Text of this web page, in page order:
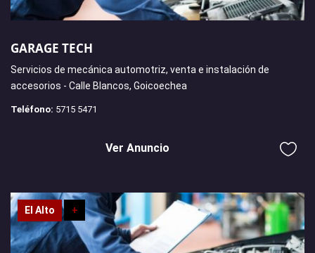
GARAGE TECH
Servicios de mecánica automotriz, venta e instalación de
accesorios - Calle Blancos, Goicoechea
Teléfono: 5715 5471
Ver Anuncio
El Alto +